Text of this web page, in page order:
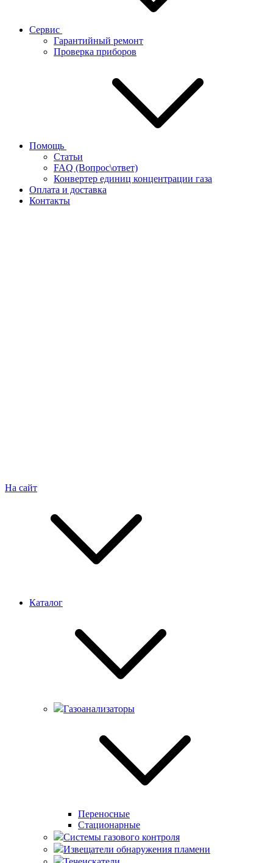
Сервис
Гарантийный ремонт
Проверка приборов
Помощь
Статьи
FAQ (Вопрос\ответ)
Конвертер единиц концентрации газа
Оплата и доставка
Контакты
На сайт
Каталог
Газоанализаторы
Переносные
Стационарные
Системы газового контроля
Извещатели обнаружения пламени